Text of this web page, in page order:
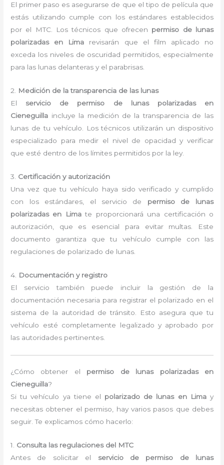
El primer paso es asegurarse de que el tipo de película que
estás utilizando cumple con los estándares establecidos
por el MTC. Los técnicos que ofrecen permiso de lunas
polarizadas en Lima revisarán que el film aplicado no
exceda los niveles de oscuridad permitidos, especialmente
para las lunas delanteras y el parabrisas.
2. Medición de la transparencia de las lunas
El servicio de permiso de lunas polarizadas en
Cieneguilla incluye la medición de la transparencia de las
lunas de tu vehículo. Los técnicos utilizarán un dispositivo
especializado para medir el nivel de opacidad y verificar
que esté dentro de los límites permitidos por la ley.
3. Certificación y autorización
Una vez que tu vehículo haya sido verificado y cumplido
con los estándares, el servicio de permiso de lunas
polarizadas en Limate proporcionará una certificación o
autorización, que es esencial para evitar multas. Este
documento garantiza que tu vehículo cumple con las
regulaciones de polarizado de lunas.
4. Documentación y registro
El servicio también puede incluir la gestión de la
documentación necesaria para registrar el polarizado en el
sistema de la autoridad de tránsito. Esto asegura que tu
vehículo esté completamente legalizado y aprobado por
las autoridades pertinentes.
¿Cómo obtener el permiso de lunas polarizadas en
Cieneguilla?
Si tu vehículo ya tiene el polarizado de lunas en Limay
necesitas obtener el permiso, hay varios pasos que debes
seguir. Te explicamos cómo hacerlo:
1. Consulta las regulaciones del MTC
Antes de solicitar el servicio de permiso de lunas